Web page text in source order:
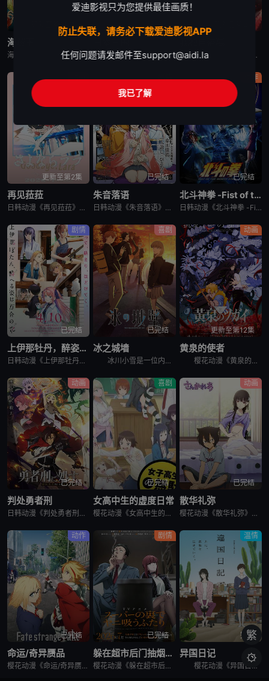
更新至第1171集
海贼王
海贼王是日本动漫。传奇海盗哥尔•D•罗杰在临死前曾留下关于其毕生的财富“OnePiece”的消息，由此引得群雄并起，众海盗们为了这笔传说中的巨额财富展开争夺，各种势力、政权不断交替，整个世界进入了动荡混乱的“大海贼
已完结
日韩动漫《日本三国》又名：日本三國，讲述了：令和末期，日本因全球核战影响走向衰败，大量难民涌入，更严重的病毒、大地震、苛政与饥荒接连发生，引发民众暴动，国家体制崩溃，人口锐减至原来的十分之一以下，文明 日韩动漫《我独自盗墓》又名：盗墓王,盗掘王,Tomb Raider King,トウクツオウ,도굴왕，讲述了：2025年，世界各处惊现古墓，获得墓中“宝物”之人便能获得先人的异能，全世界为获得宝物而疯狂
更新至第2集
再见菈菈
日韩动漫《再见菈菈》又名：Sayonara Lara,再见,劳拉,さよならララ，讲述了：昔々あるところに、ララという人魚のプリンセスがおりました。海の王である父と、姉たちに愛されて、すくすくと育ちまし
已完结
朱音落语
日韩动漫《朱音落语》又名：落语朱音,Akane-banashi,あかね噺，讲述了：朱音从小就非常崇拜身为落语家的父亲，经常在门后偷看父亲练习的模样。然而，父亲参加「真打」晋升测验却遭到无情地逐出师门之
动作
已完结
北斗神拳 -Fist of the North Star-
日韩动漫《北斗神拳 -Fist of the North Star-》又名：北⽃之拳 -Fist of the North Star-,北斗の拳 -FIST OF THE NORTH STAR-，讲述
剧情
已完结
上伊那牡丹，醉姿如百合
日韩动漫《上伊那牡丹，醉姿如百合》又名：Kamiina Botan,Yoeru Sugata wa Yuri no Hana,the Drunken Appearance Is a Lily Flow
喜剧
已完结
冰之城墙
冰川小雪是一位内向的学生，她总是向外筑起一道高高的心墙，只跟儿时好友安昙美姫互动。有一天，名叫雨宫凑的男孩，没来由地开始试图打进小雪的心房，扰乱了她平静的生活。 孤僻的小雪、受欢迎的美姫、没有边界
动画
更新至第12集
黄泉的使者
樱花动漫《黄泉的使者》讲述了，月落和亚晨是一对双胞胎兄妹，他们在一个与世隔绝的深山小村落里出生，被称为“分隔夜与昼的双子”。他们拥有获得特殊力量的资格，一场围绕他们的双使战斗也随之展开。 &nbs
动画
已完结
判处勇者刑
日韩动漫《判处勇者刑》又名：勇者刑に処す,勇者处刑 惩罚勇者9004队服刑记录,勇者刑に処す 懲罰勇者9004隊刑務記録，讲述了：勇者刑是最严重的刑罚。犯了大罪被判处勇者刑的人，将受到勇者的惩罚。所谓
喜剧
已完结
女高中生的虚度日常
樱花动漫《女高中生的虚度日常》又名：女子高中生的虚度日常,女高中生的无所事事,女高中生的浪费青春,Wasteful Days of High School Girls,女子高生の無駄づかい，讲述了：性
动画
已完结
散华礼弥
樱花动漫《散华礼弥》又名Sankarea,僵尸哪有那么萌？(台),さんかれあ,散华礼弥，讲述了：散华礼弥（内田真礼 配音）本该是一个快乐活泼的女孩，可是与亡母过分想象的外貌激发了父亲散华团一郎（石冢运
动作
已完结
命运/奇异赝品
樱花动漫《命运/奇异赝品》讲述了，魔术师与英灵为夺取能如愿所偿的愿望机“圣杯”而展开圣杯战争。日本的第五次圣杯战争结束后的几年，在美国西部的城市雪原市被观测到有新的圣杯战争预兆，集结的魔术师与英灵……
剧情
已完结
躲在超市后门抽烟的两人
樱花动漫《躲在超市后门抽烟的两人》讲述了，每天过着社畜生活的上班族佐佐木，唯一的慰藉就是常去超市的收银员山田。某天疲惫不堪的他再次前往超市寻求治愈，却发现山田刚好不在。郁闷的他试图通过抽烟缓解压力，却
温情
完结
异国日记
樱花动漫《异国日记》讲述了，少女小说家的高代槙生在姐姐夫妇的葬礼上，面对被亲戚们互相推诿的姐姐的遗孤·朝无法视而不见，顺势决定收养她。但是把侄女带回去之后，不善交际的槙生才发现自己不适合和谁一起生
繁

爱迪影视只为您提供最佳画质！
防止失联，请务必下载爱迪影视APP
任何问题请发邮件至support@aidi.la
我已了解